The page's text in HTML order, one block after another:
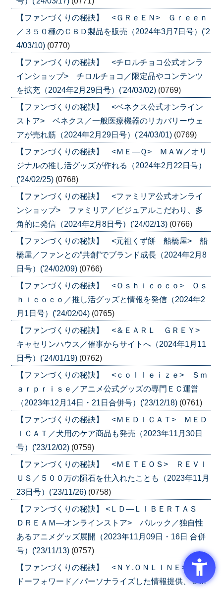
【ファンづくりの秘訣】 <ＧＲｅＥＮ> Ｇｒｅｅｎ
／３５０種のＣＢＤ製品を販売（2024年3月7日号）('2
4/03/10) (0770)
【ファンづくりの秘訣】 <チロルチョコ公式オンラ
インショップ> チロルチョコ／限定品やコンテンツ
を拡充（2024年2月29日号）('24/03/02) (0769)
【ファンづくりの秘訣】 <ベネクス公式オンライン
ストア> ベネクス／一般医療機器のリカバリーウェ
アが売れ筋（2024年2月29日号）('24/03/01) (0769)
【ファンづくりの秘訣】 <ＭＥ―Ｑ> ＭＡＷ／オリ
ジナルの推し活グッズが作れる（2024年2月22日号）
('24/02/25) (0768)
【ファンづくりの秘訣】 <ファミリア公式オンライ
ンショップ> ファミリア／ビジュアルこだわり、多
角的に発信（2024年2月8日号）('24/02/13) (0766)
【ファンづくりの秘訣】 <元祖くず餅 船橋屋> 船
橋屋／ファンとの”共創”でブランド成長（2024年2月8
日号）('24/02/09) (0766)
【ファンづくりの秘訣】 <Ｏｓｈｉｃｏｃｏ> Ｏｓ
ｈｉｃｏｃｏ／推し活グッズと情報を発信（2024年2
月1日号）('24/02/04) (0765)
【ファンづくりの秘訣】 <＆ＥＡＲＬ ＧＲＥＹ>
キャセリンハウス／催事からサイトへ（2024年1月11
日号）('24/01/19) (0762)
【ファンづくりの秘訣】 <ｃｏｌｌｅｉｚｅ> Ｓｍ
ａｒｐｒｉｓｅ／アニメ公式グッズの専門ＥＣ運営
（2023年12月14日・21日合併号）('23/12/18) (0761)
【ファンづくりの秘訣】 <ＭＥＤＩＣＡＴ> ＭＥＤ
ＩＣＡＴ／犬用のケア商品も発売（2023年11月30日
号）('23/12/02) (0759)
【ファンづくりの秘訣】 <ＭＥＴＥＯＳ> ＲＥＶＩ
ＵＳ／５００万の隕石を仕入れたことも（2023年11月
23日号）('23/11/26) (0758)
【ファンづくりの秘訣】 <ＬＤ―ＬＩＢＥＲＴＡＳ
ＤＲＥＡＭ―オンラインストア> パルック／独自性
あるアニメグッズ展開（2023年11月09日・16日 合併
号）('23/11/13) (0757)
【ファンづくりの秘訣】 <ＮＹ.ＯＮＬＩＮＥ> ダイ
ドーフォワード／パーソナライズした情報提供、ＯＭ